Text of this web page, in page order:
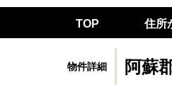
TOP 住所
物件詳細 阿蘇